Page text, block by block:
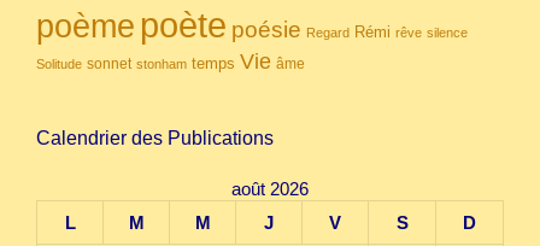
poème poète poésie Regard Rémi rêve silence
Solitude sonnet stonham temps Vie âme
Calendrier des Publications
août 2026
L
M M J V S D